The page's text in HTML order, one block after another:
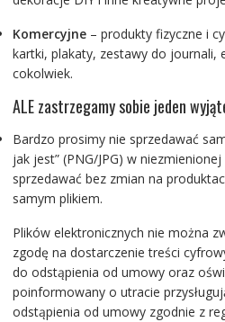
Komercyjne– produkty fizyczne i
kartki, plakaty, zestawy do journali,
cokolwiek.
ALE zastrzegamy sobie jeden
Bardzo prosimy nie sprzedawać
jak jest” (PNG/JPG) w
sprzedawać bez zmian na
samym plikiem.
Plików elektronicznych nie można
zgodę na dostarczenie treści
do odstąpienia od umowy oraz
poinformowany o utracie
odstąpienia od umowy zgodnie z